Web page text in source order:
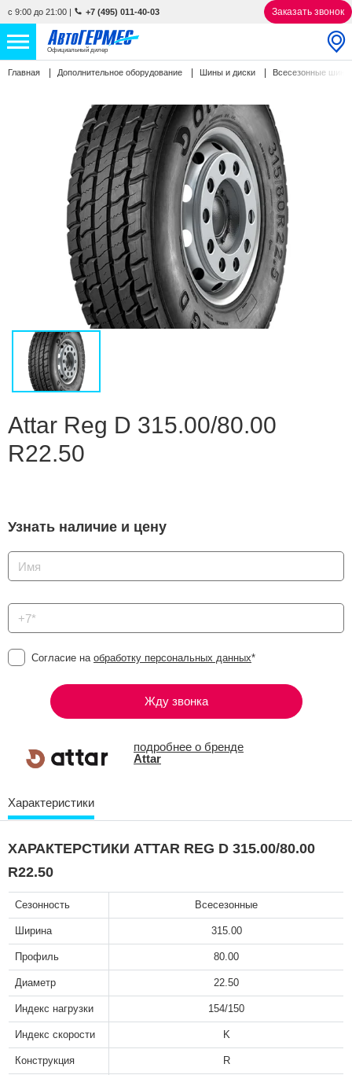
с 9:00 до 21:00 | +7 (495) 011-40-03 Заказать звонок
Официальный дилер
НОВЫЕ АВТОМОБИЛИ 4775 авто
С ПРОБЕГОМ 866 авто
О КОМПАНИИ
КОНТАКТЫ
Избранное
Сравнение
Главная Дополнительное оборудование Шины и диски Всесезонные
Attar Reg D 315.00/80.00
R22.50
Узнать наличие и цену
Согласие на обработку персональных данных*
Жду звонка
подробнее о бренде
Attar
Характеристики
ХАРАКТЕРСТИКИ ATTAR REG D 315.00/80.00
R22.50
Сезонность Всесезонные
Ширина 315.00
Профиль 80.00
Диаметр 22.50
Индекс нагрузки 154/150
Индекс скорости K
Конструкция R